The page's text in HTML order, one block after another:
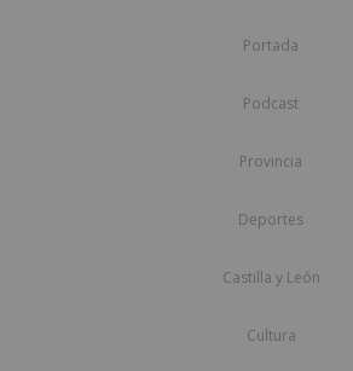
Portada
Podcast
Provincia
Deportes
Castilla y León
Cultura